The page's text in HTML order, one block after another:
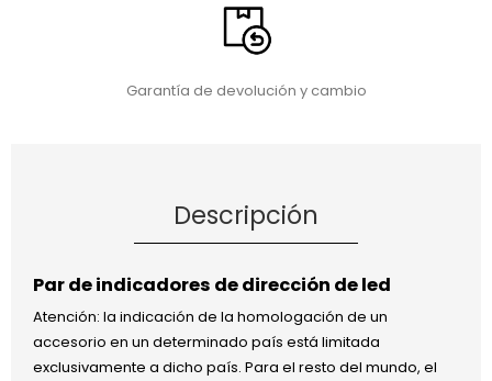
Garantía de devolución y cambio
Descripción
Par de indicadores de dirección de led
Atención: la indicación de la homologación de un
accesorio en un determinado país está limitada
exclusivamente a dicho país. Para el resto del mundo, el